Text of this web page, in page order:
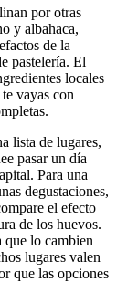
por otras
y albahaca,
de la
pastelería. El
locales
vayas con
lista de lugares,
pasar un día
Para una
degustaciones,
el efecto
de los huevos.
que lo cambien
lugares valen
que las opciones